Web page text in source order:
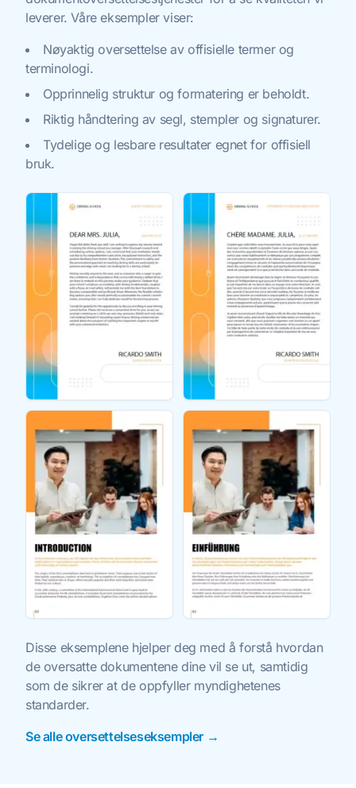
leverer. Våre eksempler viser:
Nøyaktig oversettelse av offisielle termer og
terminologi.
Opprinnelig struktur og formatering er beholdt.
Riktig håndtering av segl, stempler og signaturer.
Tydelige og lesbare resultater egnet for offisiell
bruk.
Disse eksemplene hjelper deg med å forstå hvordan
de oversatte dokumentene dine vil se ut, samtidig
som de sikrer at de oppfyller myndighetenes
standarder.
Se alle oversettelseseksempler →